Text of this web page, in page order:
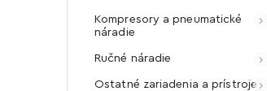
Kompresory a pneumatické
náradie
Ručné náradie
Ostatné zariadenia a prístroje